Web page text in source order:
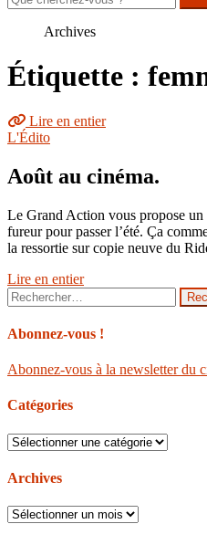
sur
Archives
Étiquette :
Lire en entier
L'Édito
Août au cinéma.
Le Grand Action vous propose
fureur pour passer l’été. Ça
la ressortie sur copie neuve du
Lire en entier
Rechercher :
Abonnez-vous !
Abonnez-vous à la newsletter du
Catégories
Catégories
Archives
Archives